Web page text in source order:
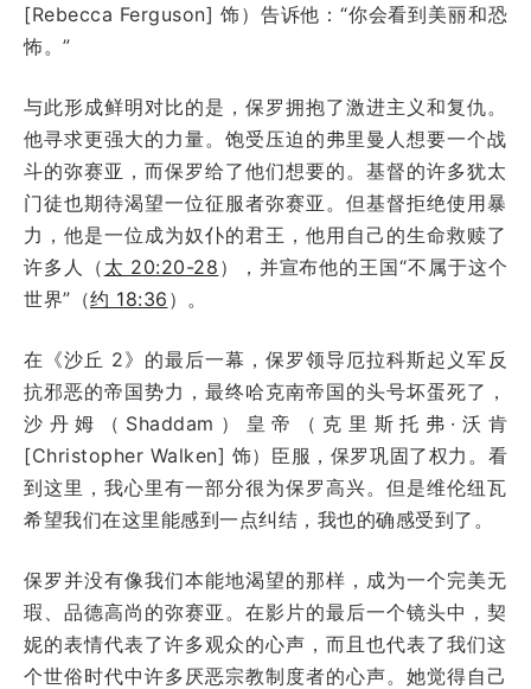
[Rebecca Ferguson] 饰）告诉他：“你会看到美丽和恐
怖。”
与此形成鲜明对比的是，保罗拥抱了激进主义和复仇。
他寻求更强大的力量。饱受压迫的弗里曼人想要一个战
斗的弥赛亚，而保罗给了他们想要的。基督的许多犹太
门徒也期待渴望一位征服者弥赛亚。但基督拒绝使用暴
力，他是一位成为奴仆的君王，他用自己的生命救赎了
许多人（ 太 20:20-28 ），并宣布他的王国“不属于这个
世界”（约 18:36 ）。
在《沙丘 2》的最后一幕，保罗领导厄拉科斯起义军反
抗邪恶的帝国势力，最终哈克南帝国的头号坏蛋死了，
沙丹姆（Shaddam）皇帝（克里斯托弗·沃肯
[Christopher Walken] 饰）臣服，保罗巩固了权力。看
到这里，我心里有一部分很为保罗高兴。但是维伦纽瓦
希望我们在这里能感到一点纠结，我也的确感受到了。
保罗并没有像我们本能地渴望的那样，成为一个完美无
瑕、品德高尚的弥赛亚。在影片的最后一个镜头中，契
妮的表情代表了许多观众的心声，而且也代表了我们这
个世俗时代中许多厌恶宗教制度者的心声。她觉得自己